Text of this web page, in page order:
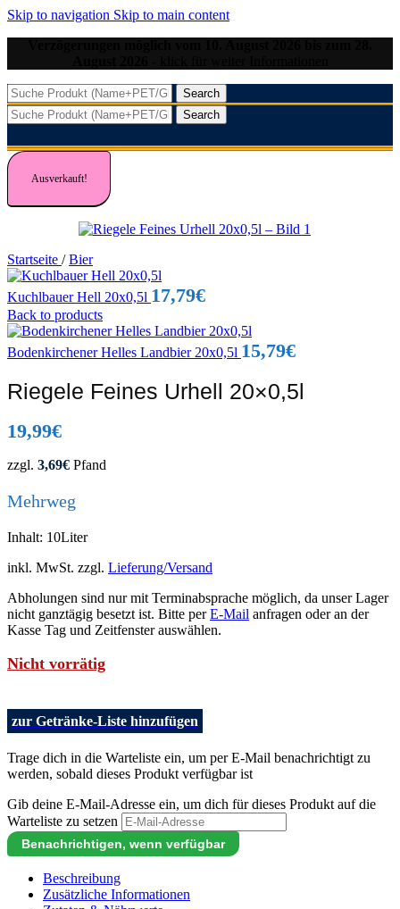
Skip to navigation Skip to main content
Search
Search
Ausverkauft!
Startseite / Bier
Kuchlbauer Hell 20x0,5l 17,79€
Back to products
Bodenkirchener Helles Landbier 20x0,5l 15,79€
Riegele Feines Urhell 20×0,5l
19,99€
zzgl. 3,69€ Pfand
Mehrweg
Inhalt: 10Liter
inkl. MwSt. zzgl. Lieferung/Versand
Abholungen sind nur mit Terminabsprache möglich, da unser Lager
nicht ganztägig besetzt ist. Bitte perE-Mail anfragen oder an der
Kasse Tag und Zeitfenster auswählen.
Nicht vorrätig
zur Getränke-Liste hinzufügen
Trage dich in die Warteliste ein, um per E-Mail benachrichtigt zu
werden, sobald dieses Produkt verfügbar ist
Gib deine E-Mail-Adresse ein, um dich für dieses Produkt auf die
Warteliste zu setzen
Benachrichtigen, wenn verfügbar
Beschreibung
Zusätzliche Informationen